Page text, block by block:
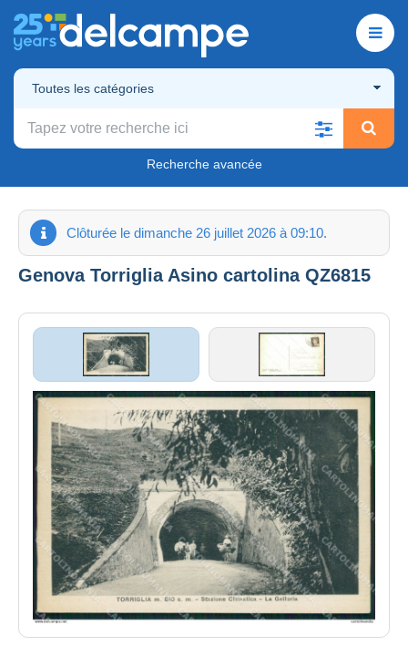
Toutes les catégories
Recherche avancée
Clôturée le dimanche 26 juillet 2026 à 09:10.
Genova Torriglia Asino cartolina QZ6815